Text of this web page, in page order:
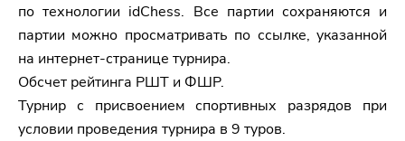
по технологии idChess. Все партии сохраняются и
партии можно просматривать по ссылке, указанной
на интернет-странице турнира.
Обсчет рейтинга РШТ и ФШР.
Турнир с присвоением спортивных разрядов при
условии проведения турнира в 9 туров.